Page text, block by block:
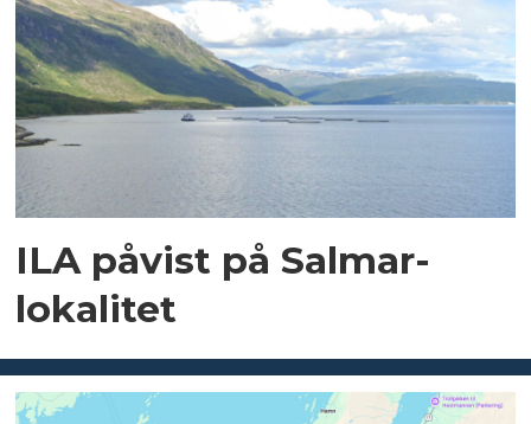
ILA påvist på Salmar-
lokalitet